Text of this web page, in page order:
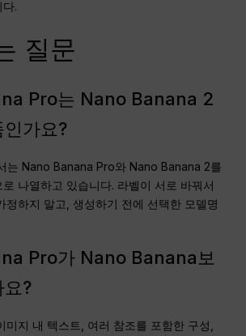
.
질문
Pro는 Nano Banana 2
가요?
는 Nano Banana Pro와 Nano Banana 2를
나열하고 있습니다. 라벨이 서로 바꿔서
정하지 말고, 생성하기 전에 선택한 모델명
Pro가 Nano Banana보
요?
미지 내 텍스트, 여러 참조를 포함한 구성,